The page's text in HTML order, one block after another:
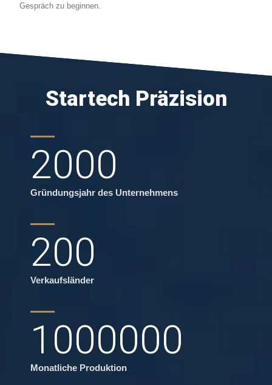
Gespräch zu beginnen.
Startech Präzision
2000
Gründungsjahr des Unternehmens
200
Verkaufsländer
1000000
Monatliche Produktion